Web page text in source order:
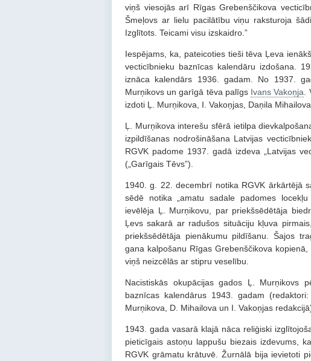
viņš viesojās arī Rīgas Grebenščikova
Šmeļovs ar lielu pacilātību viņu raksturoja
Izglītots. Teicami visu izskaidro.”
Iespējams, ka, pateicoties tieši tēva Ļeva
vecticībnieku baznīcas kalendāru izdošana.
iznāca kalendārs 1936. gadam. No 1937.
Murņikovs un garīgā tēva palīgs Ivans Vakoņja
izdoti Ļ. Murņikova, I. Vakoņjas, Daņila
Ļ. Murņikova interešu sfērā ietilpa
izpildīšanas nodrošināšana Latvijas
RGVK padome 1937. gadā izdeva „Latvijas
(„Garīgais Tēvs”).
1940. g. 22. decembrī notika RGVK ārkārtējā
sēdē notika „amatu sadale padomes
ievēlēja Ļ. Murņikovu, par priekšsēdētāja
Ļevs sakarā ar radušos situāciju kļuva
priekšsēdētāja pienākumu pildīšanu. Šajos
gana kalpošanu Rīgas Grebenščikova
viņš neizcēlās ar stipru veselību.
Nacistiskās okupācijas gados Ļ. Murņikovs
baznīcas kalendārus 1943. gadam
Murņikova, D. Mihailova un I. Vakoņjas
1943. gada vasarā klajā nāca reliģiski
pieticīgais astoņu lappušu biezais izdevums,
RGVK grāmatu krātuvē. Žurnālā bija ievietoti